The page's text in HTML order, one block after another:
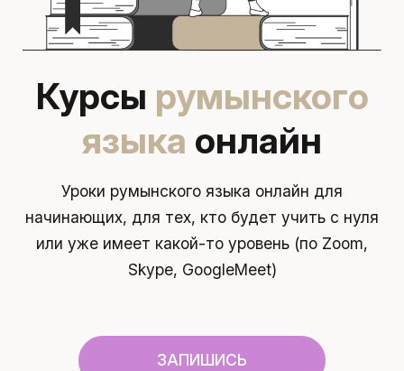
Курсы румынского
языка онлайн
Уроки румынского языка онлайн для
начинающих, для тех, кто будет учить с нуля
или уже имеет какой-то уровень (по Zoom,
Skype, GoogleMeet)
ЗАПИШИСЬ